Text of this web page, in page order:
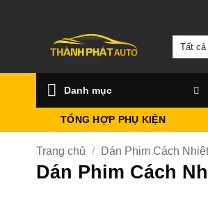
Danh mục
TỔNG HỢP PHỤ KIỆN
Trang chủ / Dán Phim Cách
Dán Phim Cách